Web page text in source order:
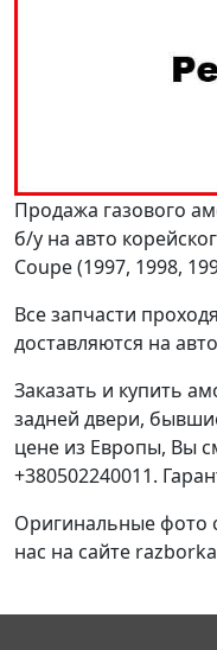
Продажа газового
б/у на авто
Coupe (1997, 1998,
Все запчасти
доставляются на
Заказать и купить
задней двери,
цене из Европы, Вы
+380502240011.
Оригинальные фото
нас на сайте